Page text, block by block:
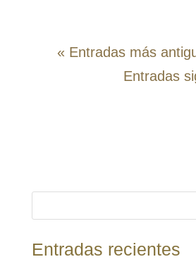
« Entradas más
Entradas
Entradas recientes